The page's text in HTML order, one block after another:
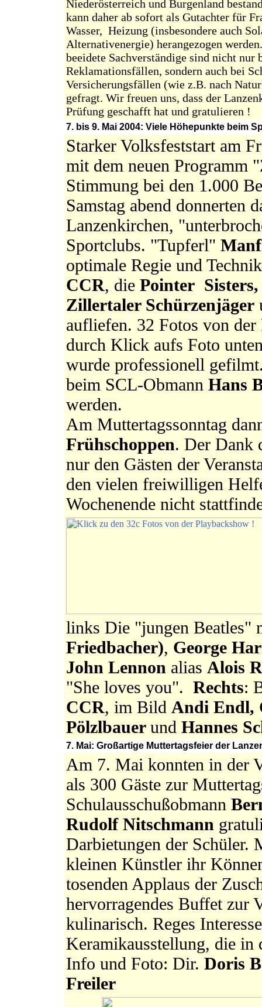
Niederösterreich und Burgenland
kann daher ab sofort als Gutachter für
Wasser, Heizung (insbesondere auch
Alternativenergie) herangezogen
beeidete Sachverständige sind nicht nur
Reklamationsfällen, sondern auch bei
Versicherungsfällen (wie z.B. nach
gefragt. Wir freuen uns, dass der
Prüfung geschafft hat und gratulieren !
7. bis 9. Mai 2004: Viele Höhepunkte beim
Starker Volksfeststart am
mit dem neuen
Stimmung bei den 1.000
Samstag abend donnerten
Lanzenkirchen,
Sportclubs. "Tupferl"
optimale Regie und
CCR, die Pointer Sisters,
Zillertaler Schürzenjäger
aufliefen. 32 Fotos von
durch Klick aufs Foto
wurde professionell
beim SCL-Obmann Hans
werden.
Am Muttertagssonntag
Frühschoppen. Der Dank
nur den Gästen der
den vielen freiwilligen
Wochenende nicht
links Die "jungen Beatles"
Friedbacher), George
John Lennon alias Alois
"She loves you". Rechts:
CCR, im Bild Andi Endl,
Pölzlbauer und Hannes
7. Mai: Großartige Muttertagsfeier der
Am 7. Mai konnten in der
als 300 Gäste zur
Schulausschußobmann
Rudolf Nitschmann
Darbietungen der Schüler.
kleinen Künstler ihr
tosenden Applaus der
hervorragendes Buffet zur
kulinarisch. Reges
Keramikausstellung, die in
Info und Foto: Dir. Doris
Freiler